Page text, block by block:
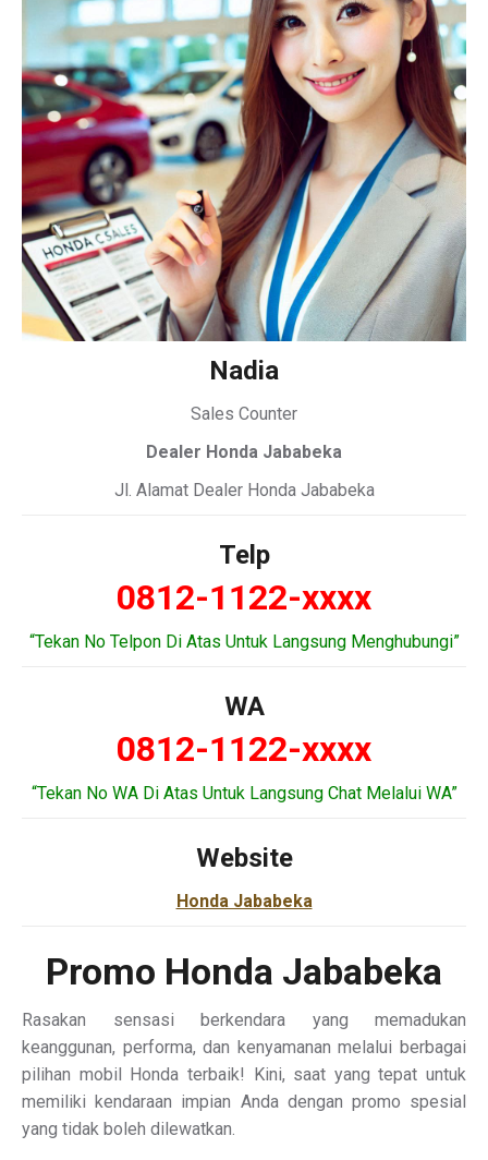
Nadia
Sales Counter
Dealer Honda Jababeka
Jl. Alamat Dealer Honda Jababeka
Telp
0812-1122-xxxx
“Tekan No Telpon Di Atas Untuk Langsung Menghubungi”
WA
0812-1122-xxxx
“Tekan No WA Di Atas Untuk Langsung Chat Melalui WA”
Website
Honda Jababeka
Promo Honda Jababeka
Rasakan sensasi berkendara yang memadukan
keanggunan, performa, dan kenyamanan melalui berbagai
pilihan mobil Honda terbaik! Kini, saat yang tepat untuk
memiliki kendaraan impian Anda dengan promo spesial
yang tidak boleh dilewatkan.